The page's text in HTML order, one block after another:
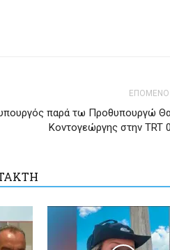
παρά τω Προθυπουργώ
Κοντογεώργης στην TRT